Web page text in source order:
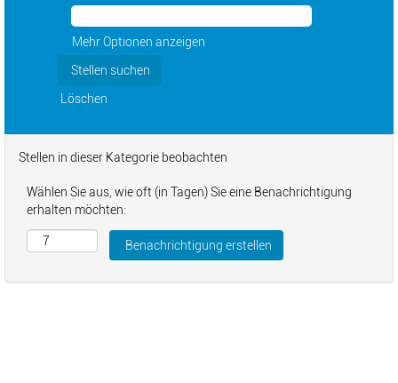
Mehr Optionen anzeigen
Löschen
Stellen in dieser Kategorie beobachten
Wählen Sie aus, wie oft (in Tagen) Sie eine Benachrichtigung
erhalten möchten: